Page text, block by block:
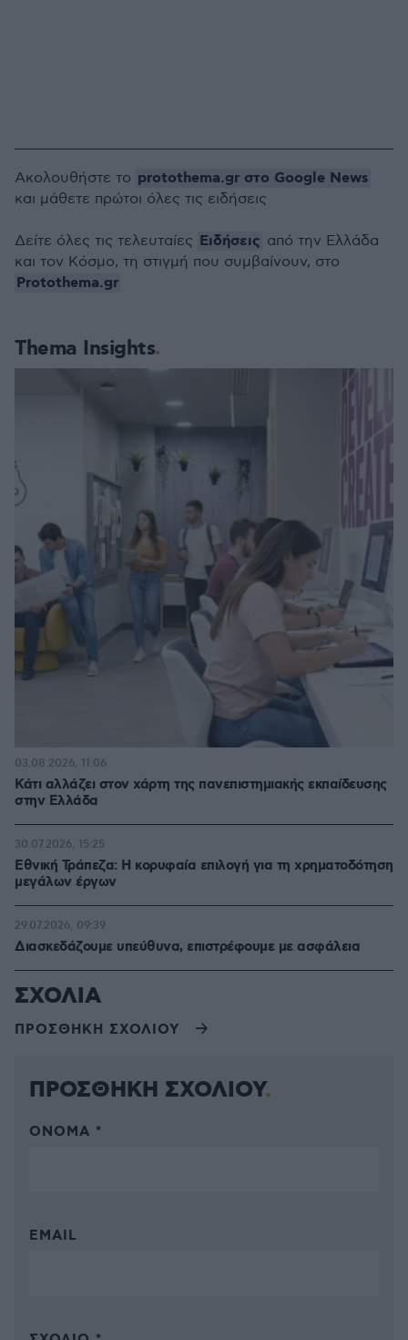
Thema Insights
Κάτι αλλάζει στον χάρτη της πανεπιστημιακής εκπαίδευσης
στην Ελλάδα
03.08.2026, 11:06
Εθνική Τράπεζα: Η κορυφαία επιλογή για τη χρηματοδότηση
μεγάλων έργων
30.07.2026, 15:25
Διασκεδάζουμε υπεύθυνα, επιστρέφουμε με ασφάλεια
29.07.2026, 09:39
Ακολουθήστε το protothema.gr στο Google News
και μάθετε πρώτοι όλες τις ειδήσεις
Δείτε όλες τις τελευταίες Ειδήσεις από την Ελλάδα
και τον Κόσμο, τη στιγμή που συμβαίνουν, στο
Protothema.gr
ΣΧΟΛΙΑ
ΠΡΟΣΘΗΚΗ ΣΧΟΛΙΟΥ
ΠΡΟΣΘΗΚΗ ΣΧΟΛΙΟΥ
ΌΝΟΜΑ *
EMAIL